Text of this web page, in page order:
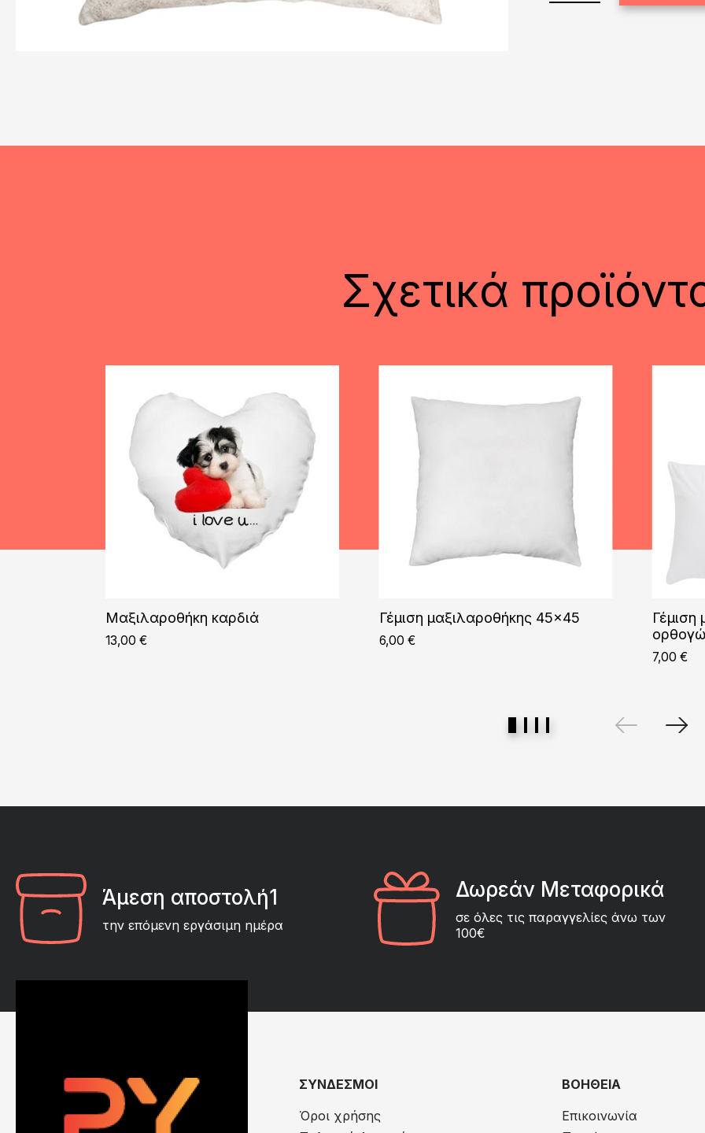
(40x40cm)
Σχετικά
Μαξιλαροθήκη καρδιά
13,00€
Γέμιση μαξιλαροθήκης 45×45
6,00 €
Γέμιση
7,00€
Άμεση αποστολή1
την επόμενη εργάσιμη ημέρα
Δωρεάν Μεταφορικά
σε όλες τις παραγγελίες άνω των
100€
ΣΥΝΔΕΣΜΟΙ
Όροι χρήσης
ΒΟΗΘΕΙΑ
Επικοινωνία